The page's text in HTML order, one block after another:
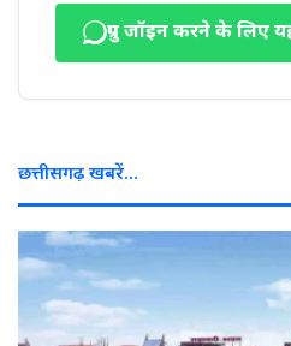
ग्रुप जॉइन करने के लिए
छत्तीसगढ़ खबरें…